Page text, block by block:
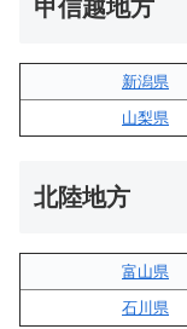
甲信越地方
新潟県
山梨県
北陸地方
富山県
石川県